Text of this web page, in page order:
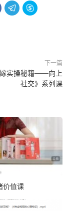
 
下一篇
实操秘籍——向上
社交》系列课
价值课